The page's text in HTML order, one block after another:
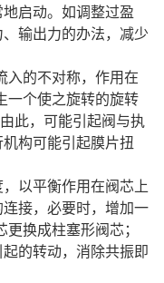
启动。如调整过盈
输出力的办法，减少
入的不对称，作用在
一个使之旋转的旋转
此，可能引起阀与执
构可能引起膜片扭
以平衡作用在阀芯上
接，必要时，增加一
更换成柱塞形阀芯；
的转动，消除共振即